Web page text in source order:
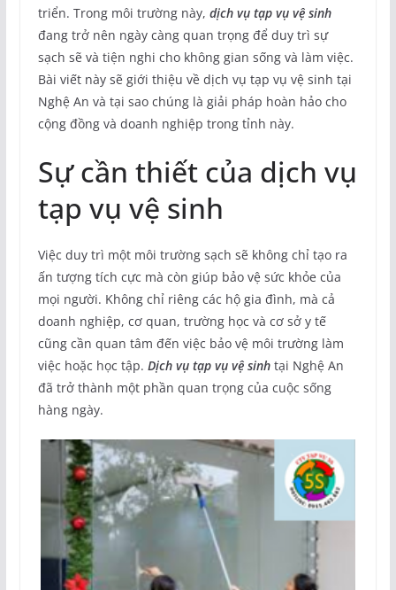
triển. Trong môi trường này, dịch vụ tạp vụ vệ sinh
đang trở nên ngày càng quan trọng để duy trì sự
sạch sẽ và tiện nghi cho không gian sống và làm việc.
Bài viết này sẽ giới thiệu về dịch vụ tạp vụ vệ sinh tại
Nghệ An và tại sao chúng là giải pháp hoàn hảo cho
cộng đồng và doanh nghiệp trong tỉnh này.
Sự cần thiết của dịch vụ
tạp vụ vệ sinh
Việc duy trì một môi trường sạch sẽ không chỉ tạo ra
ấn tượng tích cực mà còn giúp bảo vệ sức khỏe của
mọi người. Không chỉ riêng các hộ gia đình, mà cả
doanh nghiệp, cơ quan, trường học và cơ sở y tế
cũng cần quan tâm đến việc bảo vệ môi trường làm
việc hoặc học tập. Dịch vụ tạp vụ vệ sinh tại Nghệ An
đã trở thành một phần quan trọng của cuộc sống
hàng ngày.